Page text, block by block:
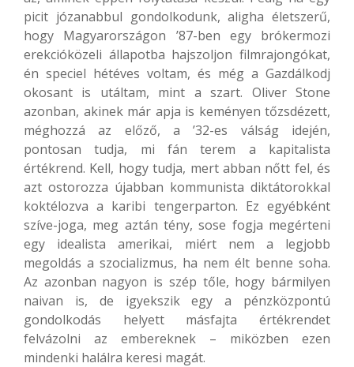
picit józanabbul gondolkodunk, aligha életszerű,
hogy Magyarországon ’87-ben egy brókermozi
erekcióközeli állapotba hajszoljon filmrajongókat,
én speciel hétéves voltam, és még a Gazdálkodj
okosant is utáltam, mint a szart. Oliver Stone
azonban, akinek már apja is keményen tőzsdézett,
méghozzá az előző, a ’32-es válság idején,
pontosan tudja, mi fán terem a kapitalista
értékrend. Kell, hogy tudja, mert abban nőtt fel, és
azt ostorozza újabban kommunista diktátorokkal
koktélozva a karibi tengerparton. Ez egyébként
szíve-joga, meg aztán tény, sose fogja megérteni
egy idealista amerikai, miért nem a legjobb
megoldás a szocializmus, ha nem élt benne soha.
Az azonban nagyon is szép tőle, hogy bármilyen
naivan is, de igyekszik egy a pénzközpontú
gondolkodás helyett másfajta értékrendet
felvázolni az embereknek – miközben ezen
mindenki halálra keresi magát.